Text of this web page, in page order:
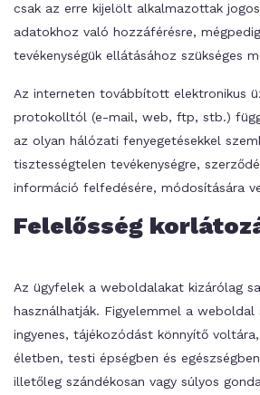
csak az erre kijelölt alkalmazottak
adatokhoz való hozzáférésre,
tevékenységük ellátásához szükséges
Az interneten továbbított elektronikus
protokolltól (e-mail, web, ftp, stb.)
az olyan hálózati fenyegetésekkel
tisztességtelen tevékenységre,
információ felfedésére, módosítására
Felelősség
Az ügyfelek a weboldalakat kizárólag
használhatják. Figyelemmel a weboldal
ingyenes, tájékozódást könnyítő
életben, testi épségben és
illetőleg szándékosan vagy súlyos